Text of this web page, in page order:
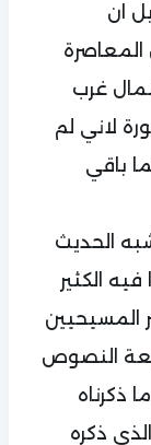
ان
المعاصرة
غرب
لاني لم
باقي
الحديث
الكثير
المسيحيين
النصوص
ذكرناه
ذكره